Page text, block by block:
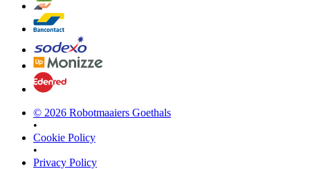
© 2026 Robotmaaiers Goethals
•
Cookie Policy
•
Privacy Policy